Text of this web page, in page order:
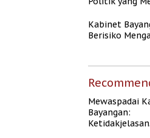
Kabinet
Berisiko
Mewaspadai
Bayangan:
Ketidakjelasan